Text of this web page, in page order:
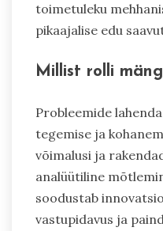
toimetuleku
pikaajalise edu
Millist rolli
Probleemide
tegemise ja
võimalusi ja
analüütiline
soodustab
vastupidavus ja